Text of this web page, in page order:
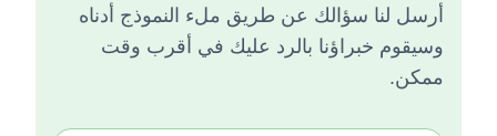
أرسل لنا سؤالك عن طريق ملء النموذج أدناه
وسيقوم خبراؤنا بالرد عليك في أقرب وقت
ممكن.